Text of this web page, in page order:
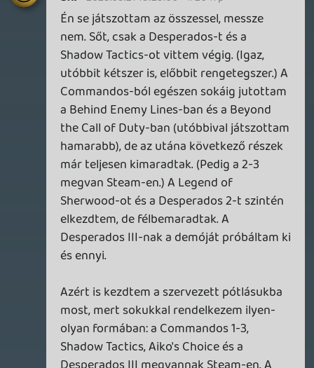
Sumerian Six-re:
store.steampowered.com
Stadia HUN 2025.05.21 10:02:27 #20467
Öröm látni, amikor valaki talál magának
egy játékot (játéksorozatot), amiért tud
rajongani. Az ilyen "commandoslike"
játékokat eddig csak tisztes távolból
csodáltam, de nagyon szeretnék
beleugrani ebbe a stílusba. Van GPU-m,
úgyhogy lehet pont ez az Origins lesz az
alany, vagy a nemrég axl-től ajándékba
kapott Shadow Tactics. Tudnak ezek a
németek!
Necroman Mk2
2
Necroman Mk2
WRATH OF THE GODS FREEPLAY